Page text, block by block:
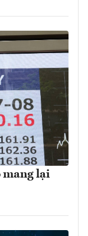
mang lại